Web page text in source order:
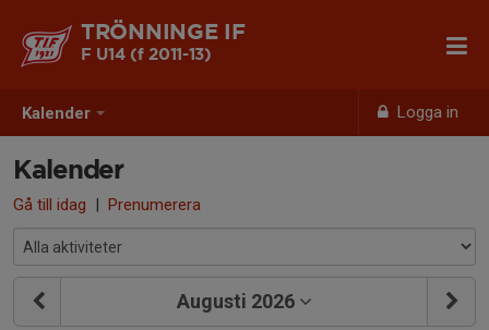
Kalender Logga in
TRÖNNINGE IF
F U14 (f 2011-13)
Kalender
Gå till idag | Prenumerera
Augusti 2026